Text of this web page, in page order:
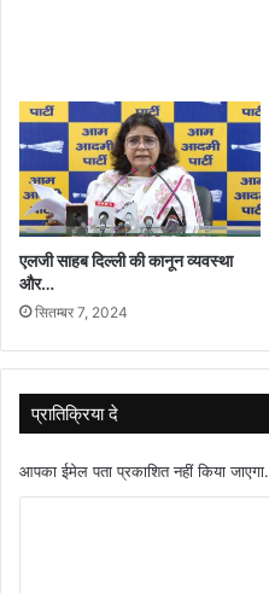
एलजी साहब दिल्ली की कानून व्यवस्था
और…
सितम्बर 7, 2024
प्रातिक्रिया दे
आपका ईमेल पता प्रकाशित नहीं किया जाएगा.